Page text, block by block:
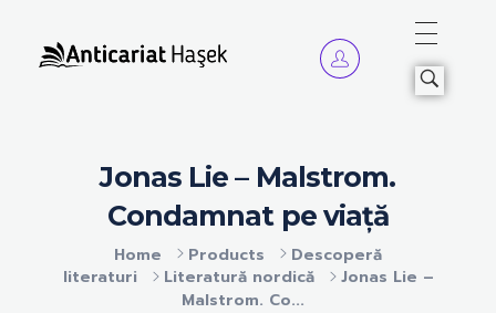
Home Products
Descoperă
literaturi
Literatură nordică
Jonas Lie –
Malstrom. Co...
Jonas Lie – Malstrom.
Condamnat pe viață